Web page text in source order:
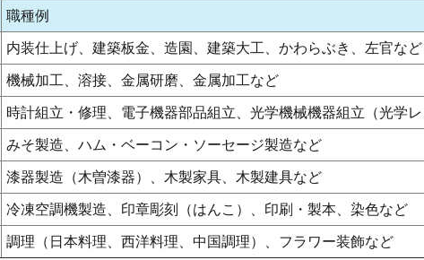
職種例
内装仕上げ、建築板金、造園、建築大工、かわらぶき、左官など
機械加工、溶接、金属研磨、金属加工など
時計組立・修理、電子機器部品組立、光学機械機器組立（光学
みそ製造、ハム・ベーコン・ソーセージ製造など
漆器製造（木曽漆器）、木製家具、木製建具など
冷凍空調機製造、印章彫刻（はんこ）、印刷・製本、染色など
調理（日本料理、西洋料理、中国調理）、フラワー装飾など